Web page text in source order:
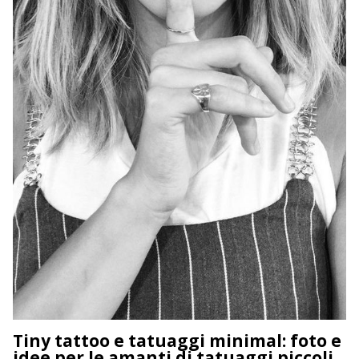
Tiny tattoo e tatuaggi minimal: foto e